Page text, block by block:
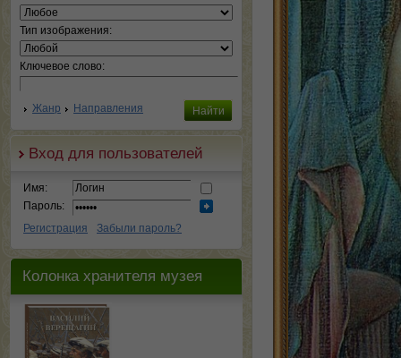
Тип изображения:
Ключевое слово:
Жанр Направления
Вход для пользователей
Имя:
Пароль:
Регистрация
Забыли пароль?
Колонка хранителя музея